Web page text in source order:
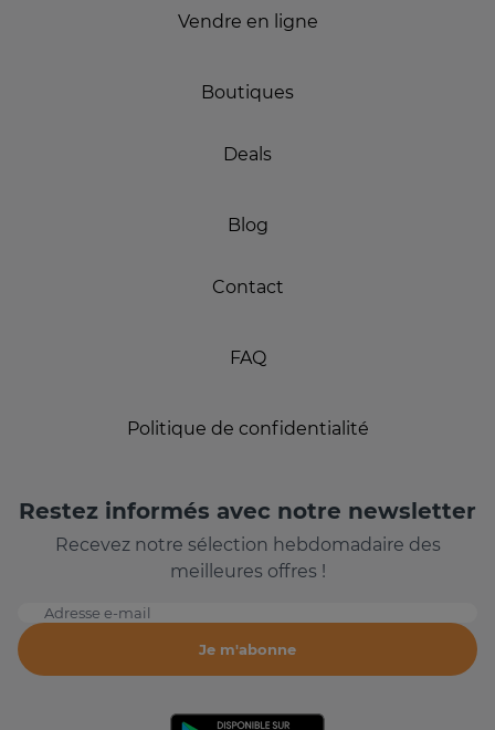
Vendre en ligne
Boutiques
Deals
Blog
Contact
FAQ
Politique de confidentialité
Restez informés avec notre newsletter
Recevez notre sélection hebdomadaire des
meilleures offres !
Adresse e-mail
Je m'abonne